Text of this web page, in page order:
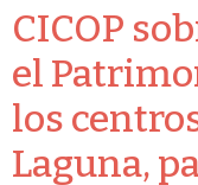
CICOP
el
los
Laguna,